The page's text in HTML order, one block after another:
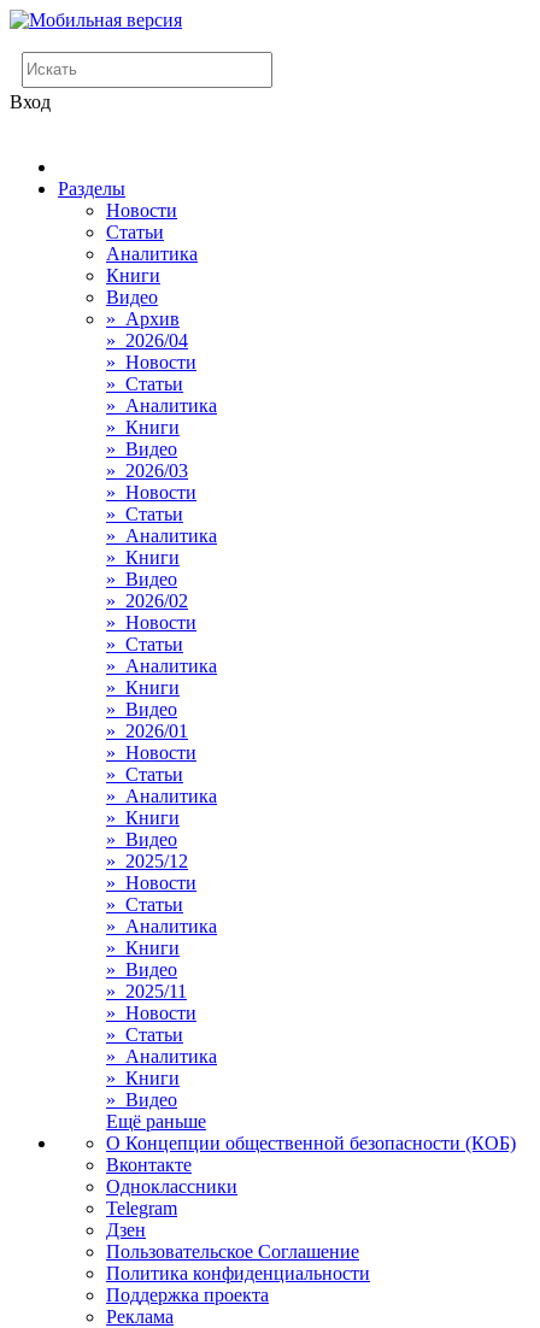
Вход
Разделы
Новости
Статьи
Аналитика
Книги
Видео
» Архив
» 2026/04
» Новости
» Статьи
» Аналитика
» Книги
» Видео
» 2026/03
» Новости
» Статьи
» Аналитика
» Книги
» Видео
» 2026/02
» Новости
» Статьи
» Аналитика
» Книги
» Видео
» 2026/01
» Новости
» Статьи
» Аналитика
» Книги
» Видео
» 2025/12
» Новости
» Статьи
» Аналитика
» Книги
» Видео
» 2025/11
» Новости
» Статьи
» Аналитика
» Книги
» Видео
Ещё раньше
О Концепции общественной безопасности (КОБ)
Вконтакте
Одноклассники
Telegram
Дзен
Пользовательское Соглашение
Политика конфиденциальности
Поддержка проекта
Реклама